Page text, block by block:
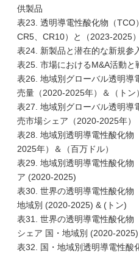
供製品
表23. 透明導電性酸化物（TCO
CR5、CR10）と（2023-2025）
表24. 新製品と潜在的な新規参
表25. 市場におけるM&A活動と
表26. 地域別グローバル透明導
売量（2020-2025年）＆（トン）
表27. 地域別グローバル透明導
売市場シェア（2020-2025年）
表28. 地域別透明導電性酸化物
2025年）＆（百万ドル）
表29. 地域別透明導電性酸化物
ア (2020-2025)
表30. 世界の透明導電性酸化物
地域別 (2020-2025) & (トン)
表31. 世界の透明導電性酸化物
シェア 国・地域別 (2020-2025)
表32. 国・地域別透明導電性酸